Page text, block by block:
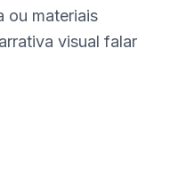
ou materiais
visual falar